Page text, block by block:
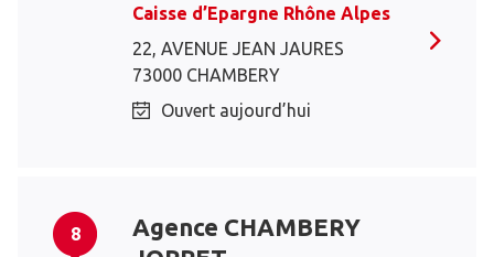
Caisse d’Epargne Rhône Alpes
22, AVENUE JEAN JAURES
73000 CHAMBERY
Ouvert aujourd’hui
8
Agence CHAMBERY